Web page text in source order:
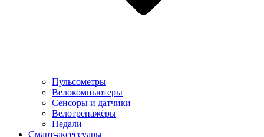
Пульсометры
Велокомпьютеры
Сенсоры и датчики
Велотренажёры
Педали
Смарт-аксессуары